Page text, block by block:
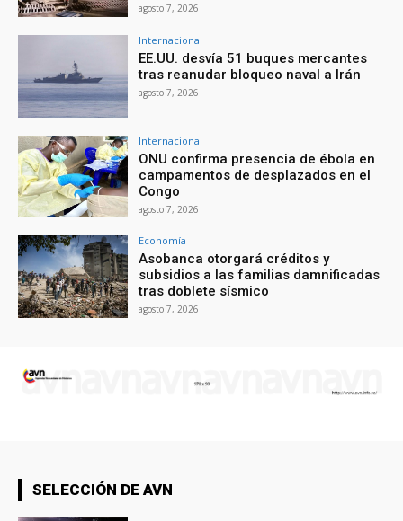
agosto 7, 2026
Internacional
EE.UU. desvía 51 buques mercantes
tras reanudar bloqueo naval a Irán
agosto 7, 2026
Internacional
ONU confirma presencia de ébola en
campamentos de desplazados en el
Congo
agosto 7, 2026
Economía
Asobanca otorgará créditos y
subsidios a las familias damnificadas
tras doblete sísmico
agosto 7, 2026
SELECCIÓN DE AVN